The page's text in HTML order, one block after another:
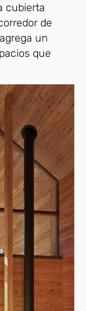
cubierta
de
un
que